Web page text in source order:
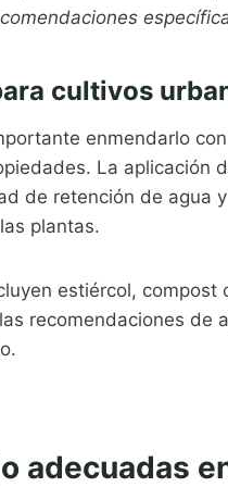
cultivos
enmendarlo
La aplicación
de retención de agua
plantas.
estiércol,
recomendaciones de
adecuadas